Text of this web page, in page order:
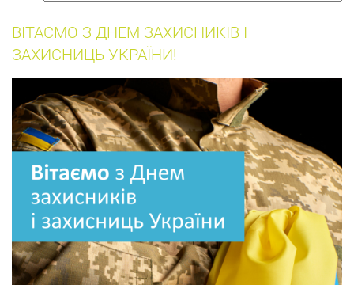
ВІТАЄМО З ДНЕМ ЗАХИСНИКІВ І
ЗАХИСНИЦЬ УКРАЇНИ!